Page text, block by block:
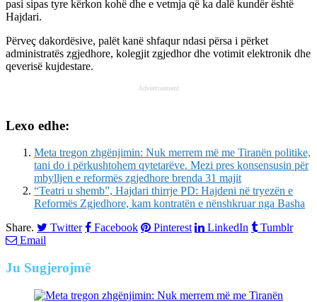
pasi sipas tyre kërkon kohë dhe e vetmja që ka dalë kundër është
Hajdari.
Përveç dakordësive, palët kanë shfaqur ndasi përsa i përket
administratës zgjedhore, kolegjit zgjedhor dhe votimit elektronik dhe
qeverisë kujdestare.
Advertisement
Lexo edhe:
Meta tregon zhgënjimin: Nuk merrem më me Tiranën politike,
tani do i përkushtohem qytetarëve. Mezi pres konsensusin për
mbylljen e reformës zgjedhore brenda 31 majit
“Teatri u shemb”, Hajdari thirrje PD: Hajdeni në tryezën e
Reformës Zgjedhore, kam kontratën e nënshkruar nga Basha
Share.
Twitter Facebook Pinterest LinkedIn
Tumblr
Email
Ju Sugjerojmë